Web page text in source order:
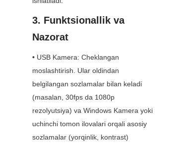
3. Funktsionallik va
Nazorat
• USB Kamera: Cheklangan
moslashtirish. Ular oldindan
belgilangan sozlamalar bilan keladi
(masalan, 30fps da 1080p
rezolyutsiya) va Windows Kamera yoki
uchinchi tomon ilovalari orqali asosiy
sozlamalar (yorqinlik, kontrast)